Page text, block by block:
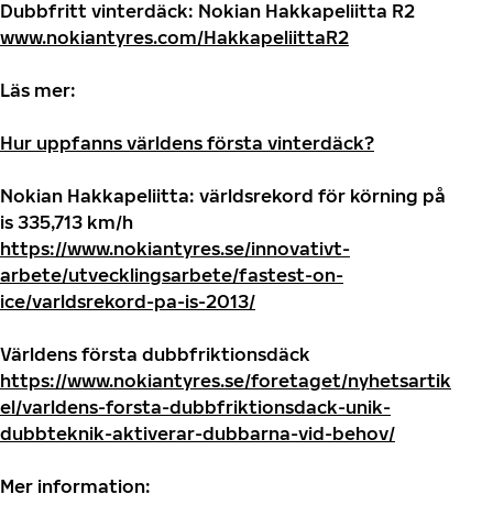
Dubbfritt vinterdäck: Nokian Hakkapeliitta R2
www.nokiantyres.com/HakkapeliittaR2
Läs mer:
Hur uppfanns världens första vinterdäck?
Nokian Hakkapeliitta: världsrekord för körning på
is 335,713 km/h
https://www.nokiantyres.se/innovativt-
arbete/utvecklingsarbete/fastest-on-
ice/varldsrekord-pa-is-2013/
Världens första dubbfriktionsdäck
https://www.nokiantyres.se/foretaget/nyhetsartik
el/varldens-forsta-dubbfriktionsdack-unik-
dubbteknik-aktiverar-dubbarna-vid-behov/
Mer information: